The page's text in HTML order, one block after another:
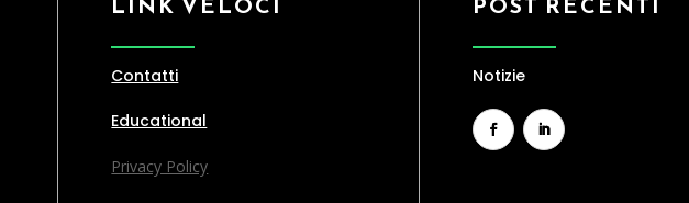
Contatti
Educational
Privacy Policy
Notizie